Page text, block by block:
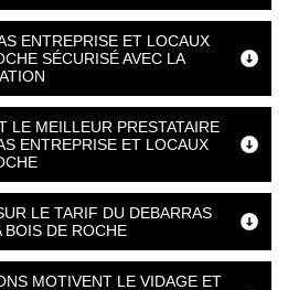
ENTREPRISE ET LOCAUX
SÉCURISÉ AVEC LA
LE MEILLEUR PRESTATAIRE
ENTREPRISE ET LOCAUX
LE TARIF DU DEBARRAS
BOIS DE ROCHE
MOTIVENT LE VIDAGE ET